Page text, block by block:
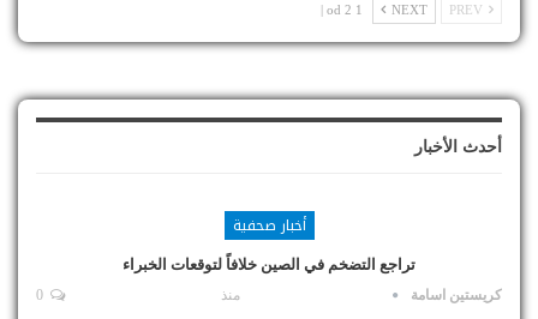
NEXT
1 od 2 |
أحدث الأخبار
أخبار صحفية
تراجع التضخم في الصين خلافاً لتوقعات الخبراء
كريستين اسامة منذ